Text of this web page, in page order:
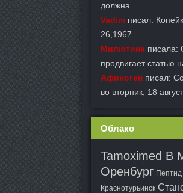
должна.
Vadim писал:
26,1967.
Милютина писала:
продвигает статью
Афиноген писал:
во вторник, 18
Облако
Tamoximed В
Оренбург
Краснотурьинск